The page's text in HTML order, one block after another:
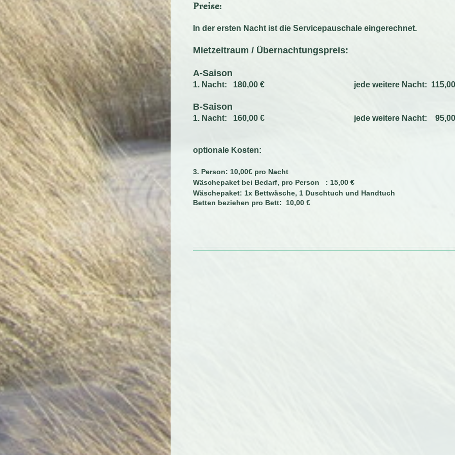
Preise:
In der ersten Nacht ist die Servicepauschale eingerechnet.
Mietzeitraum / Übernachtungspreis:
A-Saison
1. Nacht: 180,00 € jede weitere Nacht:
B-Saison
1. Nacht: 160,00 € jede weitere Nacht:
optionale Kosten:
3. Person: 10,00€ pro Nacht
Wäschepaket bei Bedarf, pro Person : 15,00 €
Wäschepaket: 1x Bettwäsche, 1 Duschtuch und Handtuch
Betten beziehen pro Bett: 10,00 €